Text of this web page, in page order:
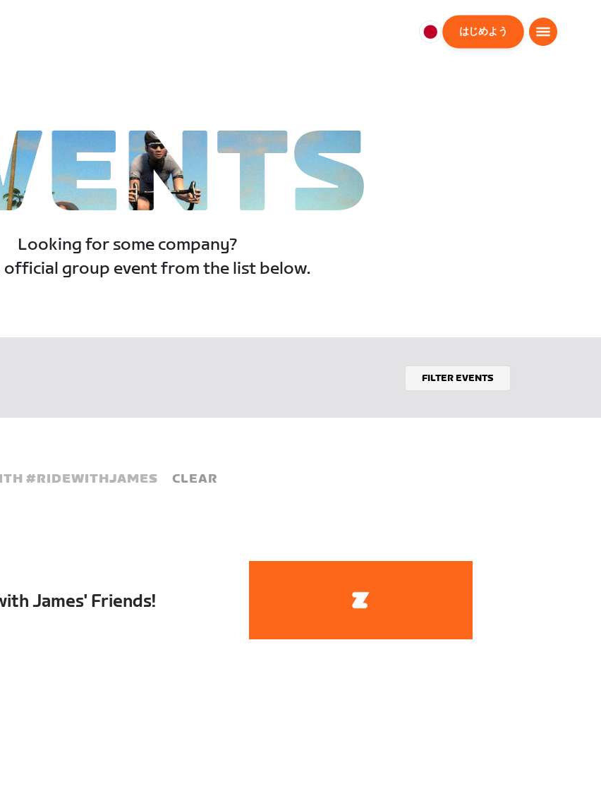
日
はじめよう
Looking for some company?
official group event from the list below.
FILTER EVENTS
#RIDEWITHJAMES CLEAR
James' Friends!